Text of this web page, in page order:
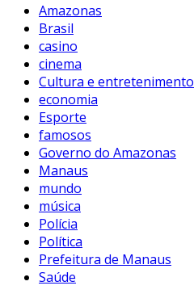
Amazonas
Brasil
casino
cinema
Cultura e entretenimento
economia
Esporte
famosos
Governo do Amazonas
Manaus
mundo
música
Polícia
Política
Prefeitura de Manaus
Saúde